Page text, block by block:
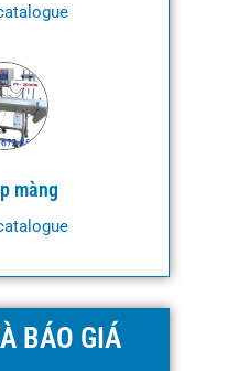
màng
BÁO GIÁ